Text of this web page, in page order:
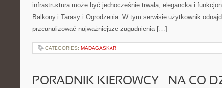
infrastruktura może być jednocześnie trwała, elegancka i
Balkony i Tarasy i Ogrodzenia. W tym serwisie użytkownik
przeanalizować najważniejsze zagadnienia […]
CATEGORIES: MADAGASKAR
PORADNIK KIEROWCY – NA CO